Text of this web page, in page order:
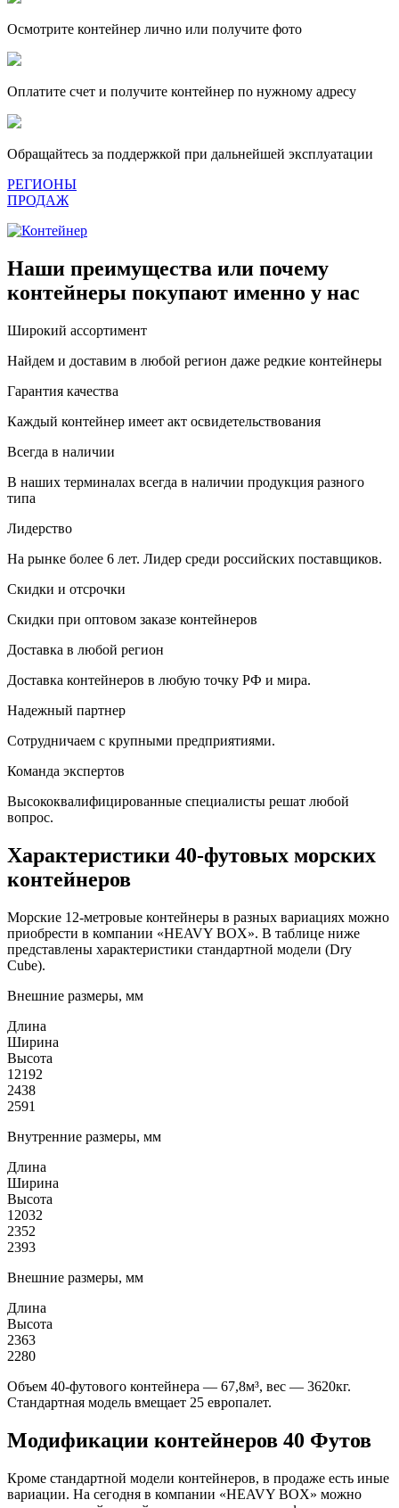
Осмотрите контейнер лично или получите фото
Оплатите счет и получите контейнер по нужному адресу
Обращайтесь за поддержкой при дальнейшей эксплуатации
РЕГИОНЫ
ПРОДАЖ
Наши преимущества или почему
контейнеры покупают именно у нас
Широкий ассортимент
Найдем и доставим в любой регион даже редкие контейнеры
Гарантия качества
Каждый контейнер имеет акт освидетельствования
Всегда в наличии
В наших терминалах всегда в наличии продукция разного
типа
Лидерство
На рынке более 6 лет. Лидер среди российских поставщиков.
Скидки и отсрочки
Скидки при оптовом заказе контейнеров
Доставка в любой регион
Доставка контейнеров в любую точку РФ и мира.
Надежный партнер
Сотрудничаем с крупными предприятиями.
Команда экспертов
Высококвалифицированные специалисты решат любой
вопрос.
Характеристики 40-футовых морских
контейнеров
Морские 12-метровые контейнеры в разных вариациях можно
приобрести в компании «HEAVY BOX». В таблице ниже
представлены характеристики стандартной модели (Dry
Cube).
Внешние размеры, мм
Длина
Ширина
Высота
12192
2438
2591
Внутренние размеры, мм
Длина
Ширина
Высота
12032
2352
2393
Внешние размеры, мм
Длина
Высота
2363
2280
Объем 40-футового контейнера — 67,8м³, вес — 3620кг.
Стандартная модель вмещает 25 европалет.
Модификации контейнеров 40 Футов
Кроме стандартной модели контейнеров, в продаже есть иные
вариации. На сегодня в компании «HEAVY BOX» можно